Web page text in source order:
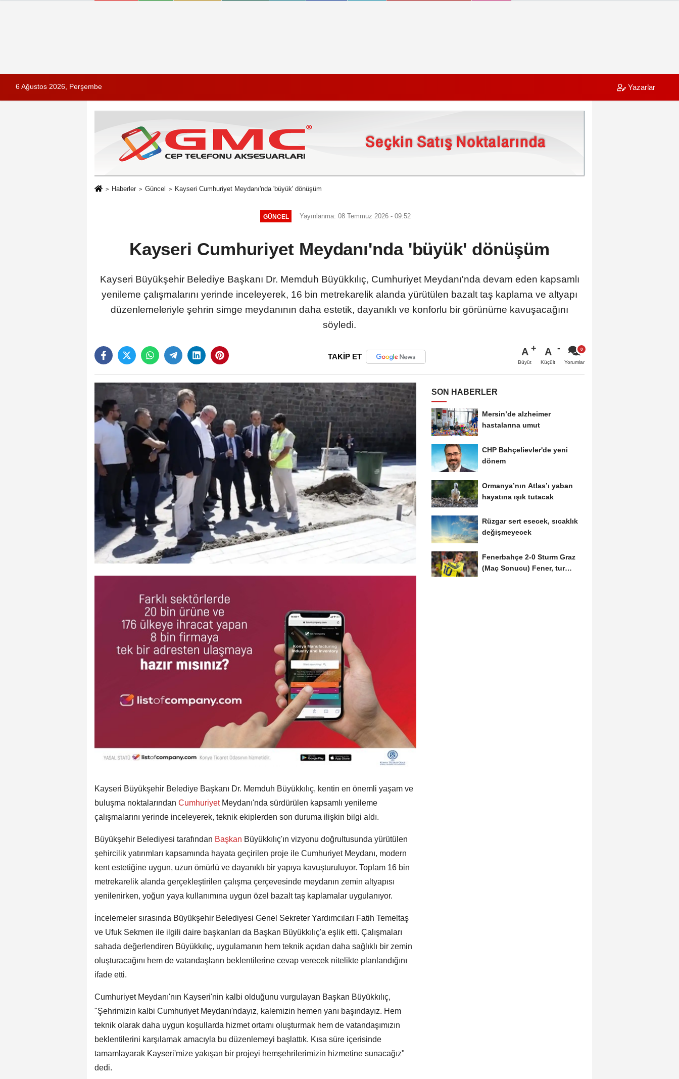
6 Ağustos 2026, Perşembe Yazarlar
Haberler Güncel Kayseri Cumhuriyet Meydanı'nda 'büyük' dönüşüm
GÜNCEL Yayınlanma: 08 Temmuz 2026 - 09:52
Kayseri Cumhuriyet Meydanı'nda 'büyük' dönüşüm
Kayseri Büyükşehir Belediye Başkanı Dr. Memduh Büyükkılıç, Cumhuriyet Meydanı'nda devam eden kapsamlı
yenileme çalışmalarını yerinde inceleyerek, 16 bin metrekarelik alanda yürütülen bazalt taş kaplama ve altyapı
düzenlemeleriyle şehrin simge meydanının daha estetik, dayanıklı ve konforlu bir görünüme kavuşacağını
söyledi.
TAKİP ET A
Büyüt
A
Küçült Yorumlar
Kayseri Büyükşehir Belediye Başkanı Dr. Memduh Büyükkılıç, kentin en önemli yaşam ve
buluşma noktalarından Cumhuriyet Meydanı'nda sürdürülen kapsamlı yenileme
çalışmalarını yerinde inceleyerek, teknik ekiplerden son duruma ilişkin bilgi aldı.
Büyükşehir Belediyesi tarafından Başkan Büyükkılıç'ın vizyonu doğrultusunda yürütülen
şehircilik yatırımları kapsamında hayata geçirilen proje ile Cumhuriyet Meydanı, modern
kent estetiğine uygun, uzun ömürlü ve dayanıklı bir yapıya kavuşturuluyor. Toplam 16 bin
metrekarelik alanda gerçekleştirilen çalışma çerçevesinde meydanın zemin altyapısı
yenilenirken, yoğun yaya kullanımına uygun özel bazalt taş kaplamalar uygulanıyor.
İncelemeler sırasında Büyükşehir Belediyesi Genel Sekreter Yardımcıları Fatih Temeltaş
ve Ufuk Sekmen ile ilgili daire başkanları da Başkan Büyükkılıç'a eşlik etti. Çalışmaları
sahada değerlendiren Büyükkılıç, uygulamanın hem teknik açıdan daha sağlıklı bir zemin
oluşturacağını hem de vatandaşların beklentilerine cevap verecek nitelikte planlandığını
ifade etti.
Cumhuriyet Meydanı'nın Kayseri'nin kalbi olduğunu vurgulayan Başkan Büyükkılıç,
"Şehrimizin kalbi Cumhuriyet Meydanı'ndayız, kalemizin hemen yanı başındayız. Hem
teknik olarak daha uygun koşullarda hizmet ortamı oluşturmak hem de vatandaşımızın
beklentilerini karşılamak amacıyla bu düzenlemeyi başlattık. Kısa süre içerisinde
tamamlayarak Kayseri'mize yakışan bir projeyi hemşehrilerimizin hizmetine sunacağız"
dedi.
SON HABERLER
Mersin’de alzheimer
hastalarına umut
CHP Bahçelievler'de yeni
dönem
Ormanya’nın Atlas’ı yaban
hayatına ışık tutacak
Rüzgar sert esecek, sıcaklık
değişmeyecek
Fenerbahçe 2-0 Sturm Graz
(Maç Sonucu) Fener, tur